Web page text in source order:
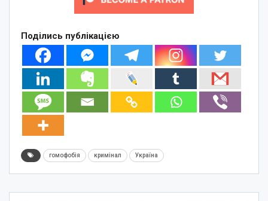
Поділись публікацією
гомофобія кримінал Україна